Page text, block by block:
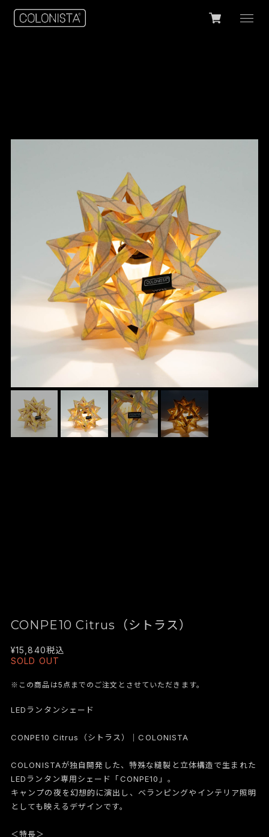
CONPE10 Citrus（シトラス）
¥15,840税込
SOLD OUT
※この商品は5点までのご注文とさせていただきます。
LEDランタンシェード
CONPE10 Citrus（シトラス）｜COLONISTA
COLONISTAが独自開発した、特殊な縫製と立体構造で生まれた
LEDランタン専用シェード「CONPE10」。
キャンプの夜を幻想的に演出し、ベランピングやインテリア照明
としても映えるデザインです。
＜特長＞